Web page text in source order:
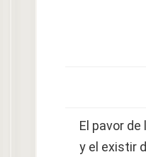
El pavor
y el existir